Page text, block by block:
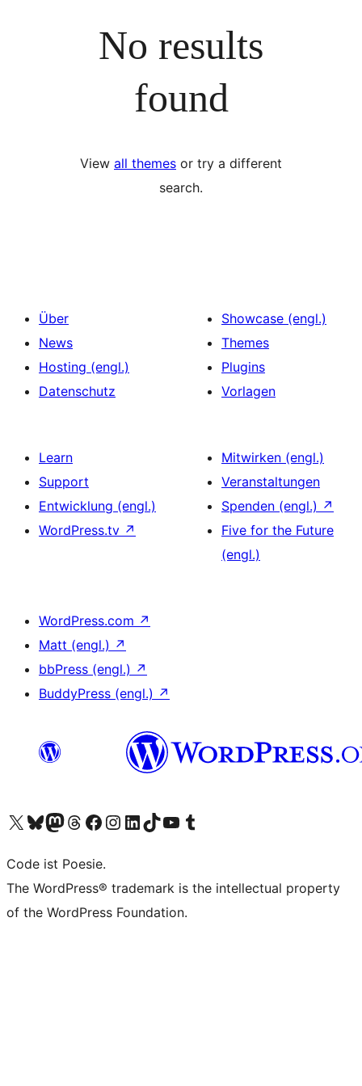
No results
found
View all themes or try a different
search.
Über
News
Hosting (engl.)
Datenschutz
Showcase (engl.)
Themes
Plugins
Vorlagen
Learn
Support
Entwicklung (engl.)
WordPress.tv ↗
Mitwirken (engl.)
Veranstaltungen
Spenden (engl.) ↗
Five for the Future
(engl.)
WordPress.com ↗
Matt (engl.) ↗
bbPress (engl.) ↗
BuddyPress (engl.) ↗
Das X-Konto (früher Twitter) von WordPress.org besuchen
Das Bluesky-Konto von WordPress.org besuchen
Das Mastodon-Konto von WordPress.org besuchen
Das Threads-Konto von WordPress.org besuchen
Die Facebook-Seite von WordPress.org besuchen
Das Instagram-Konto von WordPress.org besuchen
Das LinkedIn-Konto von WordPress.org besuchen
Das TikTok-Konto von WordPress.org besuchen
Den YouTube-Kanal von WordPress.org besuchen
Das Tumblr-Konto von WordPress.org besuchen
Code ist Poesie.
The WordPress® trademark is the intellectual property
of the WordPress Foundation.